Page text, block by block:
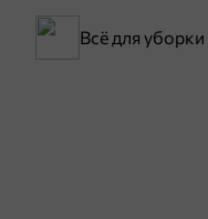
Всё для уборки